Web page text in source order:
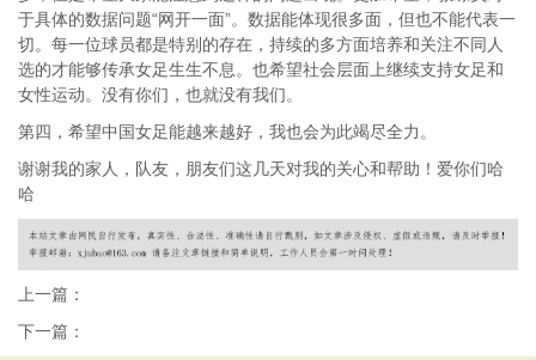
于具体的数据问题“网开一面”。数据能体现很多面，但也不能代表一
切。每一位球员都是特别的存在，持续的多方面培养和关注不同人
选的才能够传承女足生生不息。也希望社会层面上继续支持女足和
女性运动。没有你们，也就没有我们。
第四，希望中国女足能越来越好，我也会为此竭尽全力。
谢谢我的家人，队友，朋友们这几天对我的关心和帮助！爱你们哈
哈
上一篇：
下一篇：